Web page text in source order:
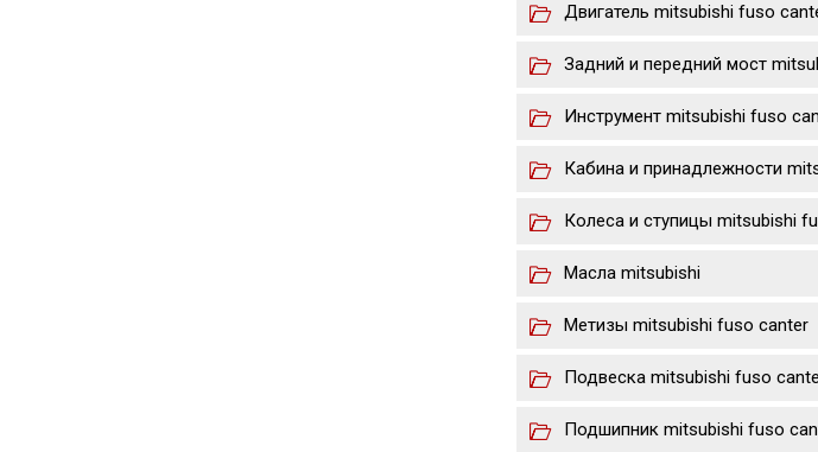
Двигатель mitsubishi fuso
Задний и передний мост
Инструмент mitsubishi fuso
Кабина и принадлежности
Колеса и ступицы mitsubishi
Масла mitsubishi
Метизы mitsubishi fuso canter
Подвеска mitsubishi fuso
Подшипник mitsubishi fuso